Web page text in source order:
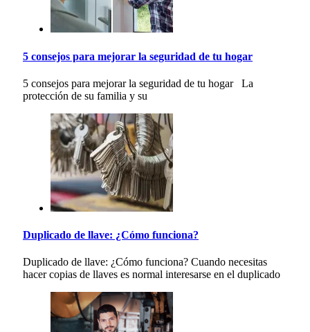
5 consejos para mejorar la seguridad de tu hogar
5 consejos para mejorar la seguridad de tu hogar La
protección de su familia y su
Duplicado de llave: ¿Cómo funciona?
Duplicado de llave: ¿Cómo funciona? Cuando necesitas
hacer copias de llaves es normal interesarse en el duplicado